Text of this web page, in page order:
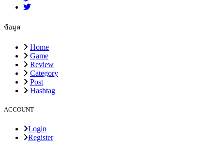
ข้อมูล
Home
Game
Review
Category
Post
Hashtag
ACCOUNT
Login
Register